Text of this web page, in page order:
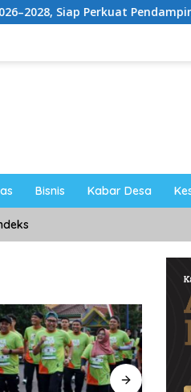
Pendampingan Hukum
Bisnis Kabar Desa